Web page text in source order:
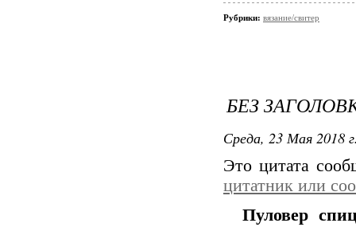
Рубрики: вязание/свитер
БЕЗ
Среда, 23 Мая 2018
Это цитата
цитатник или
Пуловер